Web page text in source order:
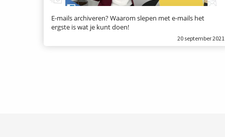
E-mails archiveren? Waarom slepen met e-mails het
ergste is wat je kunt doen!
20 september 2021